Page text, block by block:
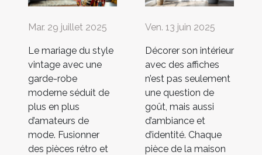
Mar. 29 juillet 2025
Le mariage du style
vintage avec une
garde-robe
moderne séduit de
plus en plus
d’amateurs de
mode. Fusionner
des pièces rétro et
Ven. 13 juin 2025
Décorer son intérieur
avec des affiches
n’est pas seulement
une question de
goût, mais aussi
d’ambiance et
d’identité. Chaque
pièce de la maison